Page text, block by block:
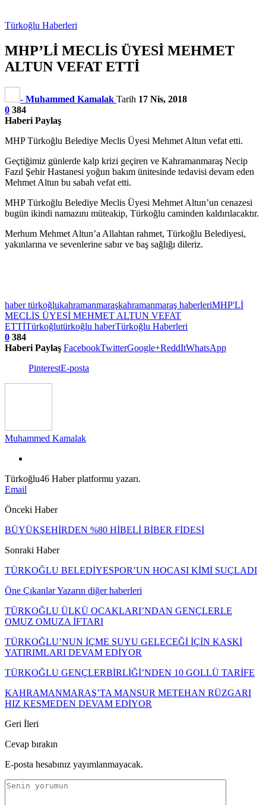
Türkoğlu Haberleri
MHP’Lİ MECLİS ÜYESİ MEHMET
ALTUN VEFAT ETTİ
- Muhammed Kamalak Tarih 17 Nis, 2018
0 384
Haberi Paylaş
MHP Türkoğlu Belediye Meclis Üyesi Mehmet Altun vefat etti.
Geçtiğimiz günlerde kalp krizi geçiren ve Kahramanmaraş Necip
Fazıl Şehir Hastanesi yoğun bakım ünitesinde tedavisi devam eden
Mehmet Altun bu sabah vefat etti.
MHP Türkoğlu Belediye Meclis Üyesi Mehmet Altun’un cenazesi
bugün ikindi namazını müteakip, Türkoğlu caminden kaldırılacaktır.
Merhum Mehmet Altun’a Allahtan rahmet, Türkoğlu Belediyesi,
yakınlarına ve sevenlerine sabır ve baş sağlığı dileriz.
haber türkoğlukahramanmaraşkahramanmaraş haberleriMHP'Lİ
MECLİS ÜYESİ MEHMET ALTUN VEFAT
ETTİTürkoğlutürkoğlu haberTürkoğlu Haberleri
0 384
Haberi Paylaş FacebookTwitterGoogle+ReddItWhatsApp
PinterestE-posta
Muhammed Kamalak
Türkoğlu46 Haber platformu yazarı.
Email
Önceki Haber
BÜYÜKŞEHİRDEN %80 HİBELİ BİBER FİDESİ
Sonraki Haber
TÜRKOĞLU BELEDİYESPOR’UN HOCASI KİMİ SUÇLADI
Öne ÇıkanlarYazarın diğer haberleri
TÜRKOĞLU ÜLKÜ OCAKLARI’NDAN GENÇLERLE
OMUZ OMUZA İFTARI
TÜRKOĞLU’NUN İÇME SUYU GELECEĞİ İÇİN KASKİ
YATIRIMLARI DEVAM EDİYOR
TÜRKOĞLU GENÇLERBİRLİĞİ’NDEN 10 GOLLÜ TARİFE
KAHRAMANMARAŞ’TA MANSUR METEHAN RÜZGARI
HIZ KESMEDEN DEVAM EDİYOR
Geri İleri
Cevap bırakın
E-posta hesabınız yayımlanmayacak.